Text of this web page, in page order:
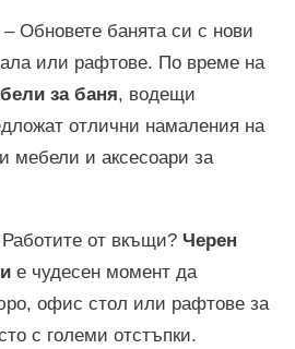
– Обновете банята си с нови
или рафтове. По време на
за баня, водещи
отлични намаления на
мебели и аксесоари за
от вкъщи? Черен
е чудесен момент да
офис стол или рафтове за
с големи отстъпки.